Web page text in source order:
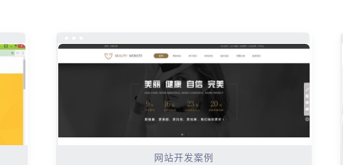
网站开发案例